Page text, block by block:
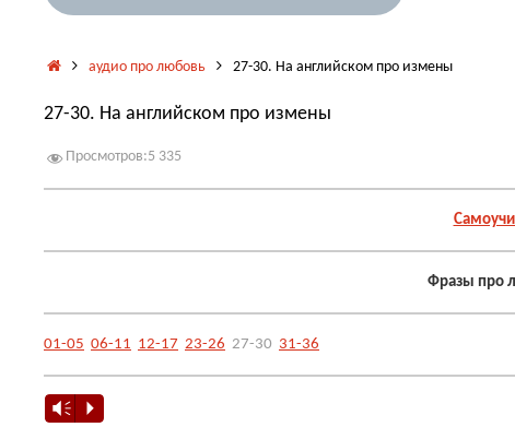
Главная
аудио про любовь 27-30. На английском про измены
27-30. На английском про измены
Просмотров:5 335
Фразы про
01-05 06-11 12-17 23-26 27-30 31-36
Vm P